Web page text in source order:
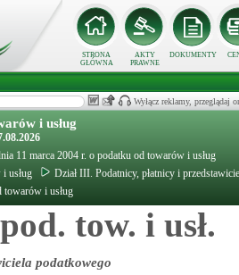
STRONA
GŁÓWNA
AKTY
PRAWNE
DOKUMENTY
Wyłącz reklamy, przeglądaj
i usług
11 marca 2004 r. o podatku od towarów i usług
usług
Dział III. Podatnicy, płatnicy i
i usług
tow. i usł.
podatkowego